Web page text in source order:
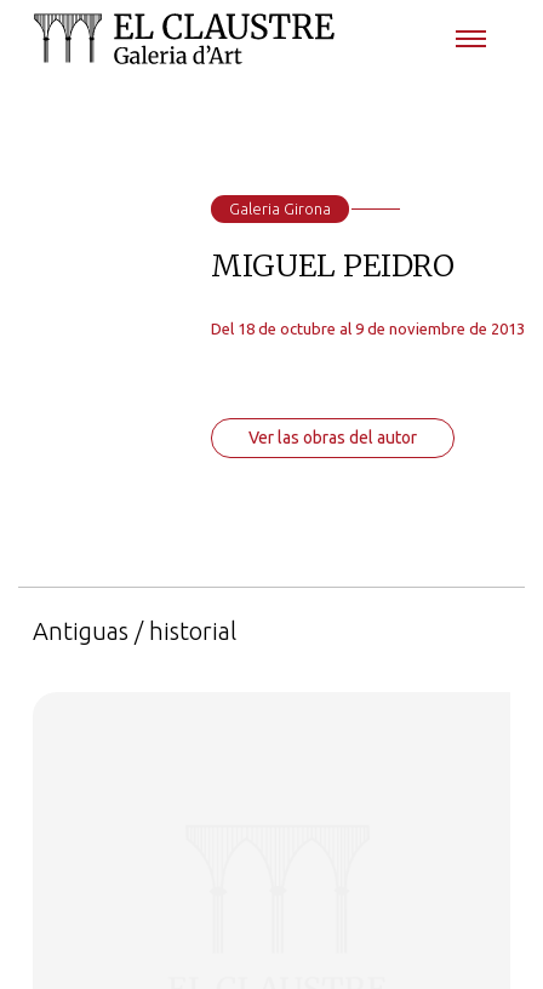
Galeria Girona
MIGUEL PEIDRO
Del 18 de octubre al 9 de noviembre de 2013
Ver las obras del autor
Antiguas / historial